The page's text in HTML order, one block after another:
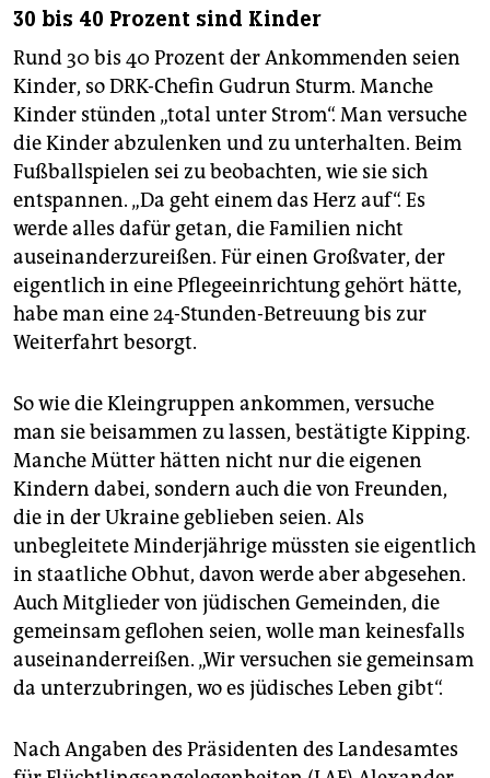
30 bis 40 Prozent sind Kinder
Rund 30 bis 40 Prozent der Ankommenden seien
Kinder, so DRK-Chefin Gudrun Sturm. Manche
Kinder stünden „total unter Strom“. Man versuche
die Kinder abzulenken und zu unterhalten. Beim
Fußballspielen sei zu beobachten, wie sie sich
entspannen. „Da geht einem das Herz auf“. Es
werde alles dafür getan, die Familien nicht
auseinanderzureißen. Für einen Großvater, der
eigentlich in eine Pflegeeinrichtung gehört hätte,
habe man eine 24-Stunden-Betreuung bis zur
Weiterfahrt besorgt.
So wie die Kleingruppen ankommen, versuche
man sie beisammen zu lassen, bestätigte Kipping.
Manche Mütter hätten nicht nur die eigenen
Kindern dabei, sondern auch die von Freunden,
die in der Ukraine geblieben seien. Als
unbegleitete Minderjährige müssten sie eigentlich
in staatliche Obhut, davon werde aber abgesehen.
Auch Mitglieder von jüdischen Gemeinden, die
gemeinsam geflohen seien, wolle man keinesfalls
auseinanderreißen. „Wir versuchen sie gemeinsam
da unterzubringen, wo es jüdisches Leben gibt“.
Nach Angaben des Präsidenten des Landesamtes